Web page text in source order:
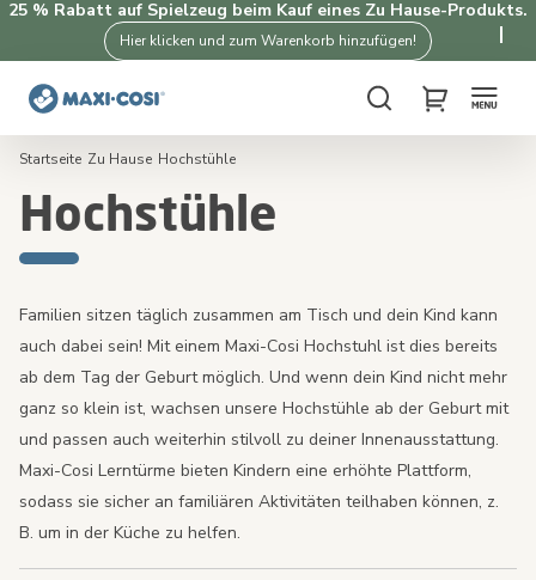
25 % Rabatt auf Spielzeug beim Kauf eines Zu Hause-Produkts.
Hier klicken und zum Warenkorb hinzufügen!
Suche My Cart
Startseite Zu Hause Hochstühle
Hochstühle
Familien sitzen täglich zusammen am Tisch und dein Kind kann
auch dabei sein! Mit einem Maxi-Cosi Hochstuhl ist dies bereits
ab dem Tag der Geburt möglich. Und wenn dein Kind nicht mehr
ganz so klein ist, wachsen unsere Hochstühle ab der Geburt mit
und passen auch weiterhin stilvoll zu deiner Innenausstattung.
Maxi-Cosi Lerntürme bieten Kindern eine erhöhte Plattform,
sodass sie sicher an familiären Aktivitäten teilhaben können, z.
B. um in der Küche zu helfen.